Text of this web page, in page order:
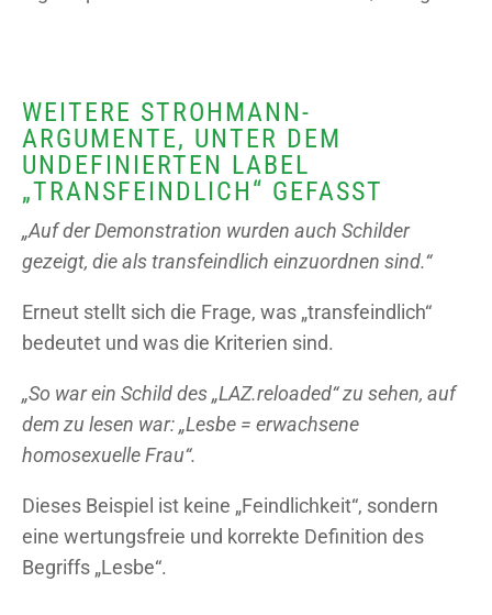
WEITERE STROHMANN-
ARGUMENTE, UNTER DEM
UNDEFINIERTEN LABEL
„TRANSFEINDLICH“ GEFASST
„Auf der Demonstration wurden auch Schilder
gezeigt, die als transfeindlich einzuordnen sind.“
Erneut stellt sich die Frage, was „transfeindlich“
bedeutet und was die Kriterien sind.
„So war ein Schild des „LAZ.reloaded“ zu sehen, auf
dem zu lesen war: „Lesbe = erwachsene
homosexuelle Frau“.
Dieses Beispiel ist keine „Feindlichkeit“, sondern
eine wertungsfreie und korrekte Definition des
Begriffs „Lesbe“.